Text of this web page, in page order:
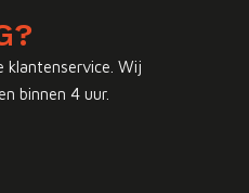
Wij
binnen 4 uur.